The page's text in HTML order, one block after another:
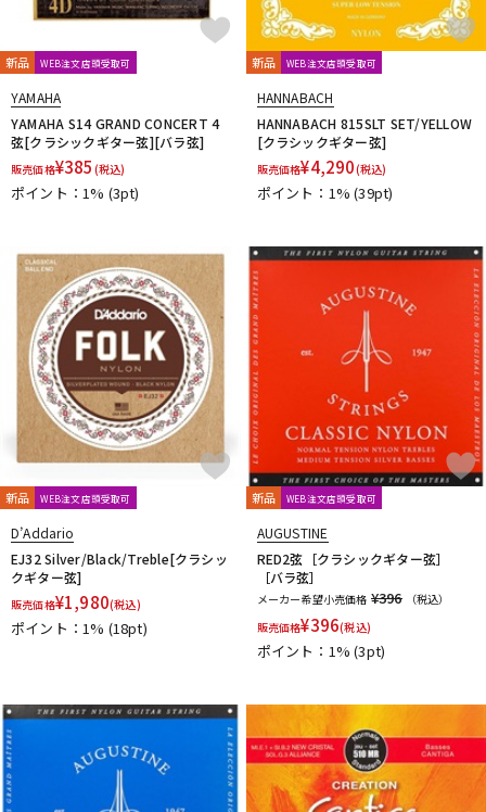
MUSIC NOMAD
MUSIC WORKS MXR
Nail Company
NEO Neotech
NIKKO(日工精機)
No Brand
Noah’sark Nordstrand NUX
O-R
OFFICIAL EDWARD VAN HALEN MINI GUITARS
Oihata
ONE PERCENT
ONE'S WAY Orange ORB
ORCAS
ORTEGA
Ovaltone Oyaide P.R.S.
Parksons
Performance PERRI'S Peterson
POWERbreathe
Pro-co prohands
PROPIK
Providence
PULSE PYRAMID
Rattlesnake Cable
Raw Vintage
RENEGADE
Reunion Blues
RevoL effects
Rick Rock Picks
Rickenbacker
RIGHTON STRAPS
RIO GRANDE
Ritter RIVER FORD
ROCHE-THOMAS
Roland ROMBO
Ron Ellis Pickups
ROTO SOUND
ROZZ
S-U
S.Yairi Sadowsky Sadowsky Guitars Sago
SAVAREZ
Schaller
SCHECTER
Schlagwerk Percussion
Scorelay Japan
Seki Sound
Seymour Duncan
Shadow SHRED NECK
SHUBB
SILENT PICK
SKYSONIC
SNARK
Solid Bond
SOLID CABLES SOMA laboratory
Souldier Strap
SpiceNote
Spider Capo
Switch Custom Guitars
TAKAMINE TAMA
tc electronic Thalia Capo
THE ROCK SLIDE
Thomastik-Infeld
ThroBak Electronics Tim Bud
TINYBOY
TODA GUITARS
Tom Anderson TOMBO
Tone
新品 WEB注文店頭受取可
YAMAHA
YAMAHA S14 GRAND CONCERT 4
弦[クラシックギター弦][バラ弦]
販売価格¥385 (税込)
ポイント：1% (3pt)
新品 WEB注文店頭受取可
HANNABACH
HANNABACH 815SLT SET/YELLOW
[クラシックギター弦]
販売価格¥4,290(税込)
ポイント：1%(39pt)
新品 WEB注文店頭受取可
D’Addario
EJ32 Silver/Black/Treble[クラシッ
クギター弦]
販売価格¥1,980(税込)
ポイント：1% (18pt)
新品 WEB注文店頭受取可
AUGUSTINE
RED2弦［クラシックギター弦］
［バラ弦］
メーカー希望小売価格 ¥396
（税込）
販売価格¥396(税込)
ポイント：1%(3pt)